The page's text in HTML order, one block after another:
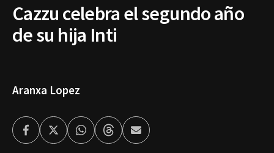
Cazzu celebra el segundo año
de su hija Inti
Aranxa Lopez
FacebookTwitterWhatsappThreadsEnviar
por